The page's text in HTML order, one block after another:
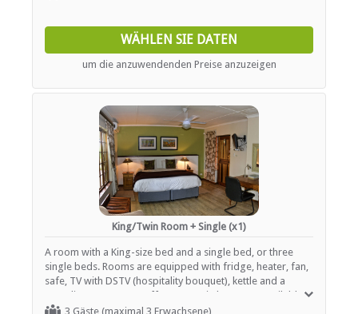
Trennbereich(e)
Catering (hausintern)
Internetverbindung (drahtlos)
ESSEN UND TRINKEN
Halaal Friendly
Braai / Grill (BBQ)
Kostenloser Tee / Kaffee
Zimmerservice
Kostenloses Wi-Fi
WÄHLEN SIE DATEN
um die anzuwendenden Preise anzuzeigen
King/Twin Room + Single (x1)
A room with a King-size bed and a single bed, or three
single beds. Rooms are equipped with fridge, heater, fan,
safe, TV with DSTV (hospitality bouquet), kettle and a
complimentary tea / coffee tray. Hairdryers are available
on request. All rooms are non-smoking and pet-free.
3 Gäste (maximal 3 Erwachsene)